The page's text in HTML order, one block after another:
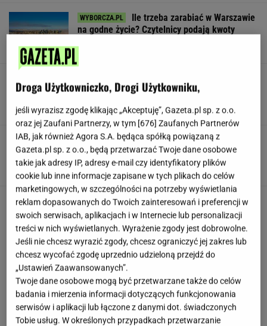
Ile trzeba zarabiać w Warszawie
na godne życie? Czytelnicy podają kwoty
SUBSKRYPCJA
Policja apeluje o ostrożność
Republika drastycznie w dół. Triumfuje
konkurencja
Droga Użytkowniczko, Drogi Użytkowniku,
jeśli wyrazisz zgodę klikając „Akceptuję”, Gazeta.pl sp. z o.o.
oraz jej Zaufani Partnerzy, w tym [676] Zaufanych Partnerów
IAB, jak również Agora S.A. będąca spółką powiązaną z
Gazeta.pl sp. z o.o., będą przetwarzać Twoje dane osobowe
takie jak adresy IP, adresy e-mail czy identyfikatory plików
cookie lub inne informacje zapisane w tych plikach do celów
marketingowych, w szczególności na potrzeby wyświetlania
reklam dopasowanych do Twoich zainteresowań i preferencji w
swoich serwisach, aplikacjach i w Internecie lub personalizacji
treści w nich wyświetlanych. Wyrażenie zgody jest dobrowolne.
Jeśli nie chcesz wyrazić zgody, chcesz ograniczyć jej zakres lub
chcesz wycofać zgodę uprzednio udzieloną przejdź do
„Ustawień Zaawansowanych”.
Twoje dane osobowe mogą być przetwarzane także do celów
badania i mierzenia informacji dotyczących funkcjonowania
serwisów i aplikacji lub łączone z danymi dot. świadczonych
Tobie usług. W określonych przypadkach przetwarzanie